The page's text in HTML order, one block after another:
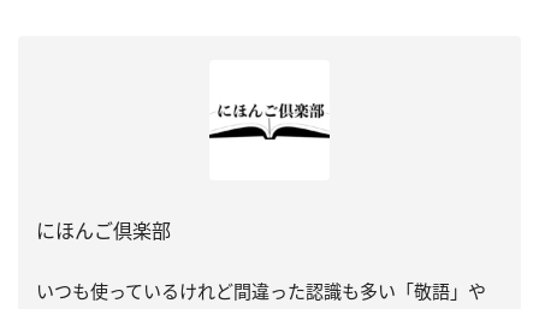
にほんご倶楽部
いつも使っているけれど間違った認識も多い「敬語」や